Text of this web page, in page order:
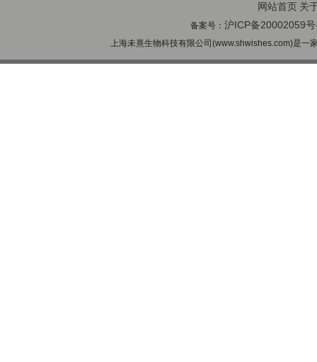
网站首页 关
备案号：沪ICP备20002059
上海未熹生物科技有限公司(www.shwishes.com)是一